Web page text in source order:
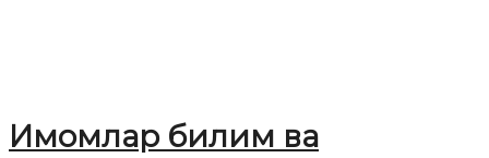
Имомлар билим ва